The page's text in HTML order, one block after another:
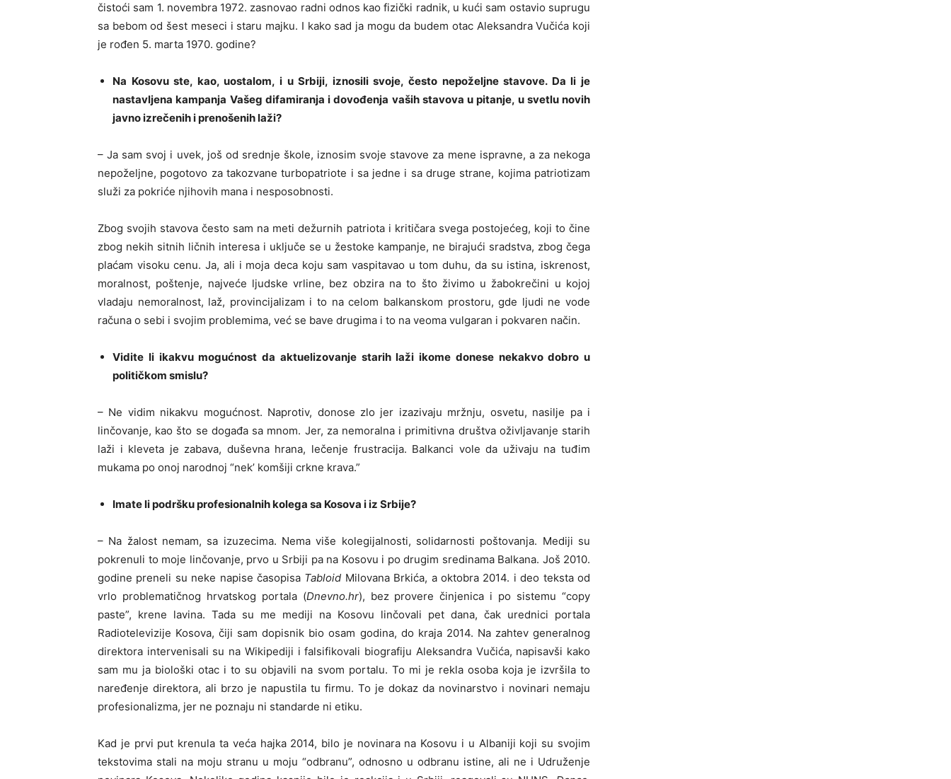
čistoći sam 1. novembra 1972. zasnovao radni odnos kao fizički radnik, u kući sam ostavio suprugu
sa bebom od šest meseci i staru majku. I kako sad ja mogu da budem otac Aleksandra Vučića koji
je rođen 5. marta 1970. godine?
Na Kosovu ste, kao, uostalom, i u Srbiji, iznosili svoje, često nepoželjne stavove. Da li je
nastavljena kampanja Vašeg difamiranja i dovođenja vaših stavova u pitanje, u svetlu novih
javno izrečenih i prenošenih laži?
– Ja sam svoj i uvek, još od srednje škole, iznosim svoje stavove za mene ispravne, a za nekoga
nepoželjne, pogotovo za takozvane turbopatriote i sa jedne i sa druge strane, kojima patriotizam
služi za pokriće njihovih mana i nesposobnosti.
Zbog svojih stavova često sam na meti dežurnih patriota i kritičara svega postojećeg, koji to čine
zbog nekih sitnih ličnih interesa i uključe se u žestoke kampanje, ne birajući sradstva, zbog čega
plaćam visoku cenu. Ja, ali i moja deca koju sam vaspitavao u tom duhu, da su istina, iskrenost,
moralnost, poštenje, najveće ljudske vrline, bez obzira na to što živimo u žabokrečini u kojoj
vladaju nemoralnost, laž, provincijalizam i to na celom balkanskom prostoru, gde ljudi ne vode
računa o sebi i svojim problemima, već se bave drugima i to na veoma vulgaran i pokvaren način.
Vidite li ikakvu mogućnost da aktuelizovanje starih laži ikome donese nekakvo dobro u
političkom smislu?
– Ne vidim nikakvu mogućnost. Naprotiv, donose zlo jer izazivaju mržnju, osvetu, nasilje pa i
linčovanje, kao što se događa sa mnom. Jer, za nemoralna i primitivna društva oživljavanje starih
laži i kleveta je zabava, duševna hrana, lečenje frustracija. Balkanci vole da uživaju na tuđim
mukama po onoj narodnoj “nek’ komšiji crkne krava.”
Imate li podršku profesionalnih kolega sa Kosova i iz Srbije?
– Na žalost nemam, sa izuzecima. Nema više kolegijalnosti, solidarnosti poštovanja. Mediji su
pokrenuli to moje linčovanje, prvo u Srbiji pa na Kosovu i po drugim sredinama Balkana. Još 2010.
godine preneli su neke napise časopisa Tabloid Milovana Brkića, a oktobra 2014. i deo teksta od
vrlo problematičnog hrvatskog portala (Dnevno.hr), bez provere činjenica i po sistemu “copy
paste”, krene lavina. Tada su me mediji na Kosovu linčovali pet dana, čak urednici portala
Radiotelevizije Kosova, čiji sam dopisnik bio osam godina, do kraja 2014. Na zahtev generalnog
direktora intervenisali su na Wikipediji i falsifikovali biografiju Aleksandra Vučića, napisavši kako
sam mu ja biološki otac i to su objavili na svom portalu. To mi je rekla osoba koja je izvršila to
naređenje direktora, ali brzo je napustila tu firmu. To je dokaz da novinarstvo i novinari nemaju
profesionalizma, jer ne poznaju ni standarde ni etiku.
Kad je prvi put krenula ta veća hajka 2014, bilo je novinara na Kosovu i u Albaniji koji su svojim
tekstovima stali na moju stranu u moju “odbranu”, odnosno u odbranu istine, ali ne i Udruženje